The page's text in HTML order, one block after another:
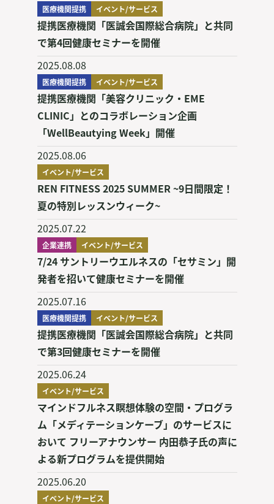
医療機関提携 イベント/サービス
提携医療機関「医誠会国際総合病院」と共同
で第4回健康セミナーを開催
2025.08.08
医療機関提携 イベント/サービス
提携医療機関「美容クリニック・EME
CLINIC」とのコラボレーション企画
「WellBeautying Week」開催
2025.08.06
イベント/サービス
REN FITNESS 2025 SUMMER ~9日間限定！
夏の特別レッスンウィーク~
2025.07.22
企業連携 イベント/サービス
7/24 サントリーウエルネスの「セサミン」開
発者を招いて健康セミナーを開催
2025.07.16
医療機関提携 イベント/サービス
提携医療機関「医誠会国際総合病院」と共同
で第3回健康セミナーを開催
2025.06.24
イベント/サービス
マインドフルネス瞑想体験の空間・プログラ
ム「メディテーションケーブ」のサービスに
おいて フリーアナウンサー 内田恭子氏の声に
よる新プログラムを提供開始
2025.06.20
イベント/サービス